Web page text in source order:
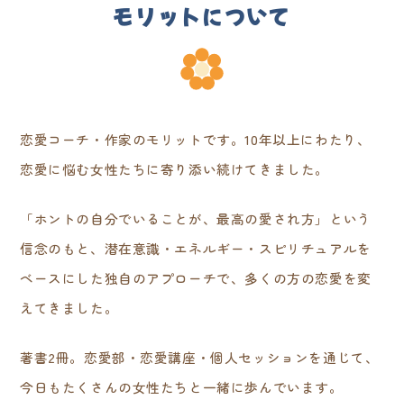
モリットについて
恋愛コーチ・作家のモリットです。10年以上にわたり、
恋愛に悩む女性たちに寄り添い続けてきました。
「ホントの自分でいることが、最高の愛され方」という
信念のもと、潜在意識・エネルギー・スピリチュアルを
ベースにした独自のアプローチで、多くの方の恋愛を変
えてきました。
著書2冊。恋愛部・恋愛講座・個人セッションを通じて、
今日もたくさんの女性たちと一緒に歩んでいます。